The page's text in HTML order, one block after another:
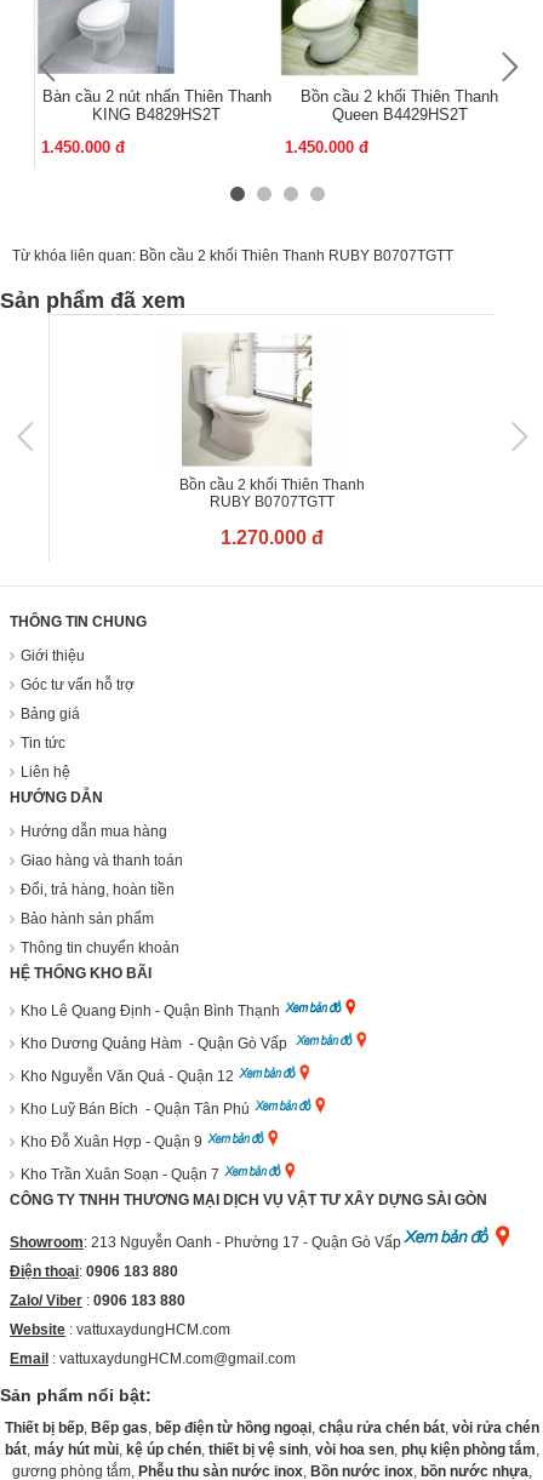
Bàn cầu 2 nút nhấn Thiên Thanh
KING B4829HS2T
1.450.000 đ
Bồn cầu 2 khối Thiên Thanh
Queen B4429HS2T
1.450.000 đ
Từ khóa liên quan: Bồn cầu 2 khối Thiên Thanh RUBY B0707TGTT
Sản phẩm đã xem
Bồn cầu 2 khối Thiên Thanh
RUBY B0707TGTT
1.270.000 đ
THÔNG TIN CHUNG
Giới thiệu
Góc tư vấn hỗ trợ
Bảng giá
Tin tức
Liên hệ
HƯỚNG DẪN
Hướng dẫn mua hàng
Giao hàng và thanh toán
Đổi, trả hàng, hoàn tiền
Bảo hành sản phẩm
Thông tin chuyển khoản
HỆ THỐNG KHO BÃI
Kho Lê Quang Định - Quận Bình Thạnh
Kho Dương Quảng Hàm - Quận Gò Vấp
Kho Nguyễn Văn Quá - Quận 12
Kho Luỹ Bán Bích - Quận Tân Phú
Kho Đỗ Xuân Hợp - Quận 9
Kho Trần Xuân Soạn - Quận 7
CÔNG TY TNHH THƯƠNG MẠI DỊCH VỤ VẬT TƯ XÂY DỰNG SÀI GÒN
Showroom: 213 Nguyễn Oanh - Phường 17 - Quận Gò Vấp
Điện thoại: 0906 183 880
Zalo/ Viber : 0906 183 880
Website : vattuxaydungHCM.com
Email : vattuxaydungHCM.com@gmail.com
Sản phẩm nổi bật:
Thiết bị bếp, Bếp gas bếp điện từ hồng ngoại, chậu rửa chén bát, vòi rửa chén
bát, máy hút mùi, kệ úp chén, thiết bị vệ sinh, vòi hoa sen, phụ kiện phòng tắm
gương phòng tắm, Phễu thu sàn nước inox, Bồn nước inox, bồn nước nhựa